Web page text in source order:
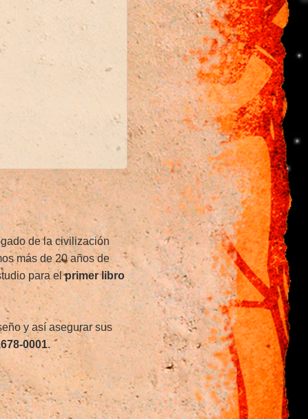
de la civilización
más de 20 años de
para elprimer libro
y así asegurar sus
0001.